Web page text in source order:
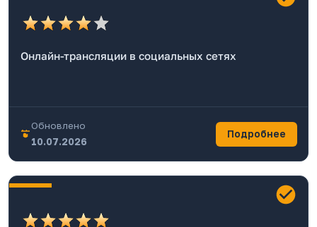
Онлайн-трансляции в социальных сетях
Обновлено
10.07.2026
Подробнее